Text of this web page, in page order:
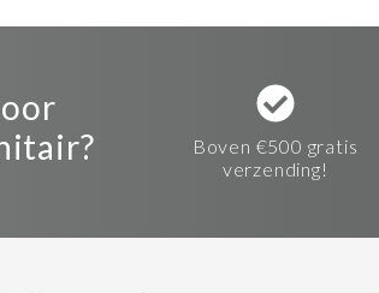
Boven €500 gratis
verzending!